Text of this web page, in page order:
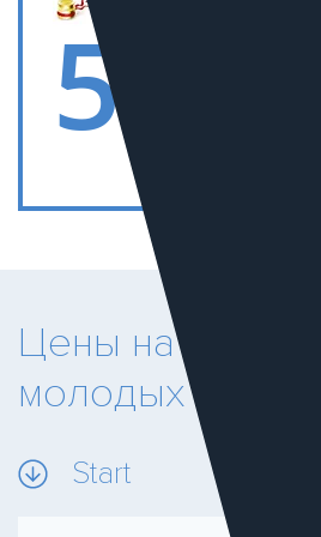
5
Цены на SEO для
молодых сайтов
Start